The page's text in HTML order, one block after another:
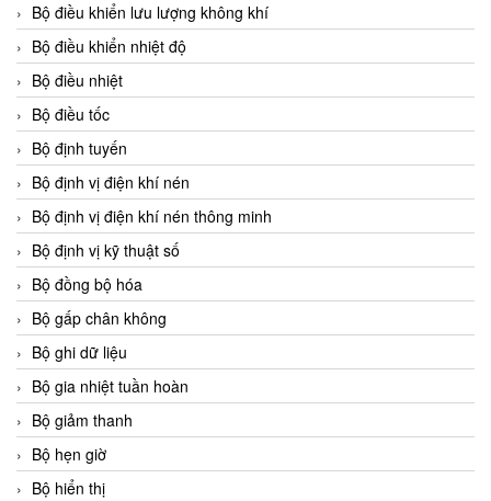
Bộ điều khiển lưu lượng không khí
Bộ điều khiển nhiệt độ
Bộ điều nhiệt
Bộ điều tốc
Bộ định tuyến
Bộ định vị điện khí nén
Bộ định vị điện khí nén thông minh
Bộ định vị kỹ thuật số
Bộ đồng bộ hóa
Bộ gấp chân không
Bộ ghi dữ liệu
Bộ gia nhiệt tuần hoàn
Bộ giảm thanh
Bộ hẹn giờ
Bộ hiển thị